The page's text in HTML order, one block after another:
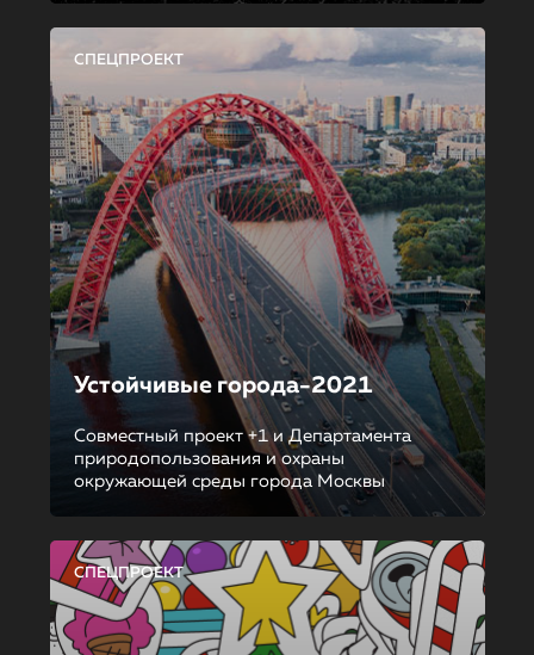
СПЕЦПРОЕКТ
Устойчивые города-2021
Совместный проект +1 и Департамента
природопользования и охраны
окружающей среды города Москвы
СПЕЦПРОЕКТ